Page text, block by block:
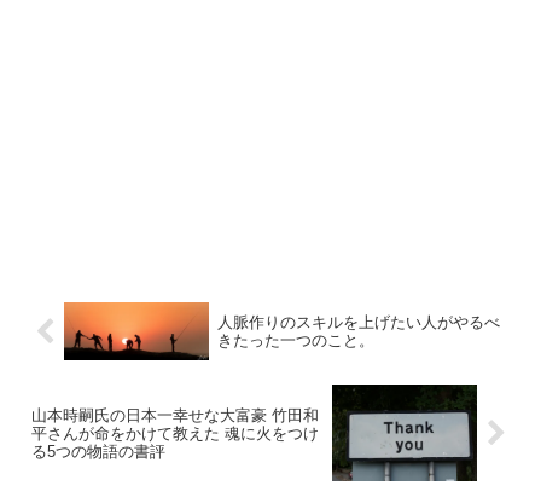
人脈作りのスキルを上げたい人がやるべ
きたった一つのこと。
山本時嗣氏の日本一幸せな大富豪 竹田和
平さんが命をかけて教えた 魂に火をつけ
る5つの物語の書評